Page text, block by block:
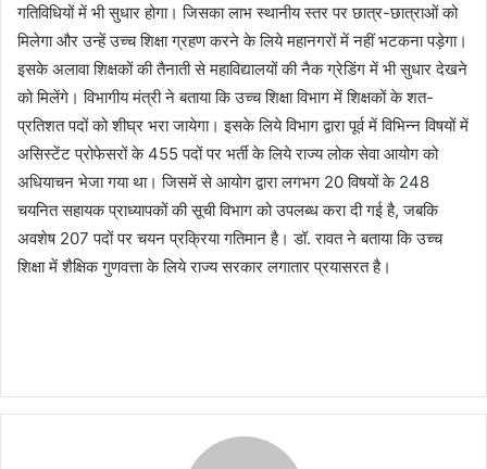
गतिविधियों में भी सुधार होगा। जिसका लाभ स्थानीय स्तर पर छात्र-छात्राओं को
मिलेगा और उन्हें उच्च शिक्षा ग्रहण करने के लिये महानगरों में नहीं भटकना पड़ेगा।
इसके अलावा शिक्षकों की तैनाती से महाविद्यालयों की नैक ग्रेडिंग में भी सुधार देखने
को मिलेंगे। विभागीय मंत्री ने बताया कि उच्च शिक्षा विभाग में शिक्षकों के शत-
प्रतिशत पदों को शीघ्र भरा जायेगा। इसके लिये विभाग द्वारा पूर्व में विभिन्न विषयों में
असिस्टेंट प्रोफेसरों के 455 पदों पर भर्ती के लिये राज्य लोक सेवा आयोग को
अधियाचन भेजा गया था। जिसमें से आयोग द्वारा लगभग 20 विषयों के 248
चयनित सहायक प्राध्यापकों की सूची विभाग को उपलब्ध करा दी गई है, जबकि
अवशेष 207 पदों पर चयन प्रक्रिया गतिमान है। डॉ. रावत ने बताया कि उच्च
शिक्षा में शैक्षिक गुणवत्ता के लिये राज्य सरकार लगातार प्रयासरत है।